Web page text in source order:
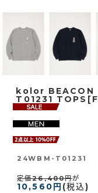
kolor BEACON
T01231
24WBM-T01231
定価26,400円が
10,560円 (税込)